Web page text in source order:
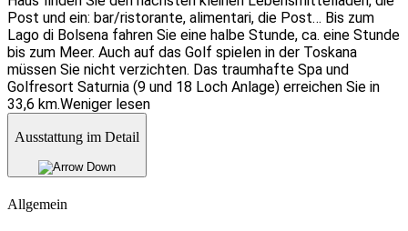
Post und ein: bar/ristorante, alimentari, die Post… Bis zum
Lago di Bolsena fahren Sie eine halbe Stunde, ca. eine Stunde
bis zum Meer. Auch auf das Golf spielen in der Toskana
müssen Sie nicht verzichten. Das traumhafte Spa und
Golfresort Saturnia (9 und 18 Loch Anlage) erreichen Sie in
33,6 km.Weniger lesen
Ausstattung im Detail
Allgemein